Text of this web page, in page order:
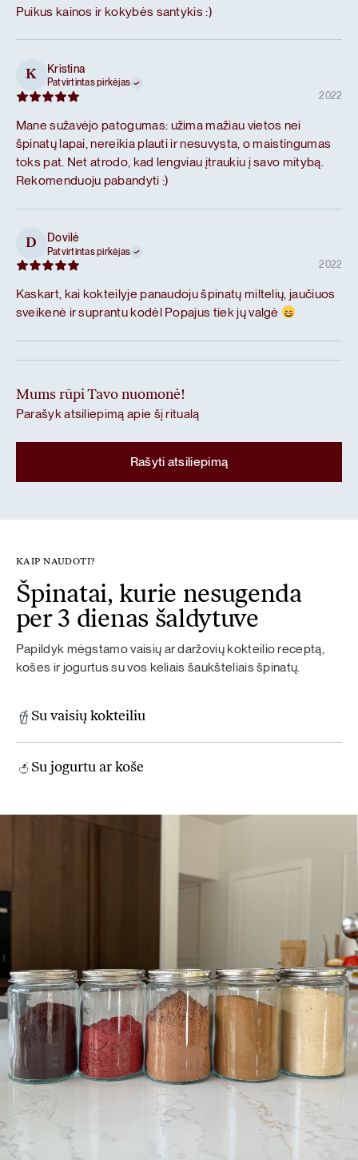
Puikus kainos ir kokybės santykis :)
K Kristina
Patvirtintas pirkėjas
2022
Mane sužavėjo patogumas: užima mažiau vietos nei
špinatų lapai, nereikia plauti ir nesuvysta, o maistingumas
toks pat. Net atrodo, kad lengviau įtraukiu į savo mitybą.
Rekomenduoju pabandyti :)
D Dovilė
Patvirtintas pirkėjas
2022
Kaskart, kai kokteilyje panaudoju špinatų miltelių, jaučiuos
sveikenė ir suprantu kodėl Popajus tiek jų valgė
Mums rūpi Tavo nuomonė!
Parašyk atsiliepimą apie šį ritualą
Rašyti atsiliepimą
KAIP NAUDOTI?
Špinatai, kurie nesugenda
per 3 dienas šaldytuve
Papildyk mėgstamo vaisių ar daržovių kokteilio receptą,
košes ir jogurtus su vos keliais šaukšteliais špinatų.
Su vaisių kokteiliu
Su jogurtu ar koše